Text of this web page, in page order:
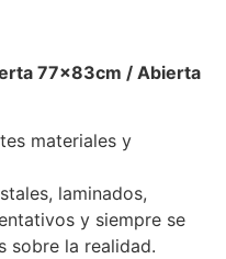
77x83cm / Abierta
materiales y
laminados,
y siempre se
sobre la realidad.